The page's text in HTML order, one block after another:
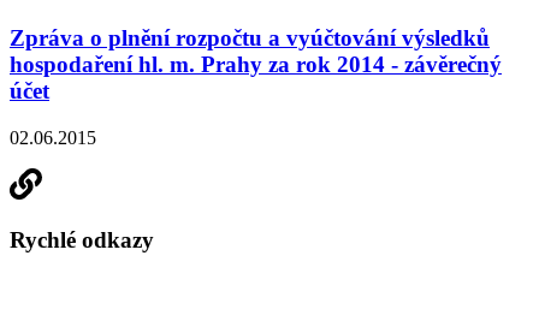
Zpráva o plnění rozpočtu a vyúčtování výsledků
hospodaření hl. m. Prahy za rok 2014 - závěrečný
účet
02.06.2015
Rychlé odkazy